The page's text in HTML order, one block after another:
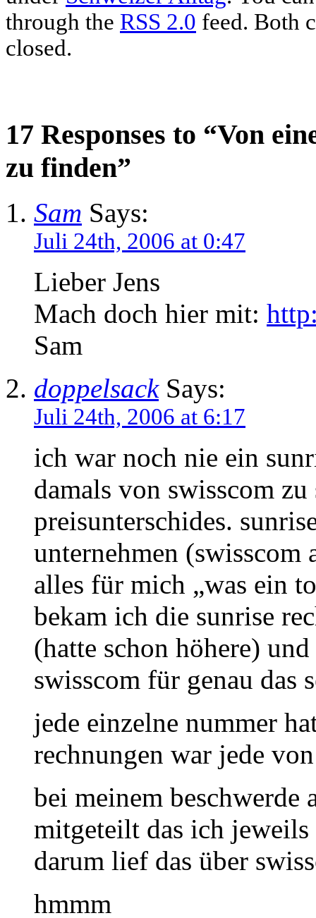
through the RSS 2.0 feed. Both
closed.
17 Responses to “Von
zu finden”
Sam Says:
Juli 24th, 2006 at 0:47
Lieber Jens
Mach doch hier mit:
Sam
doppelsackSays:
Juli 24th, 2006 at 6:17
ich war noch nie ein
damals von swisscom
preisunterschides.
unternehmen (swisscom
alles für mich „was ein
bekam ich die sunrise
(hatte schon höhere)
swisscom für genau das
jede einzelne nummer
rechnungen war jede
bei meinem
mitgeteilt das ich jeweils
darum lief das über
hmmm